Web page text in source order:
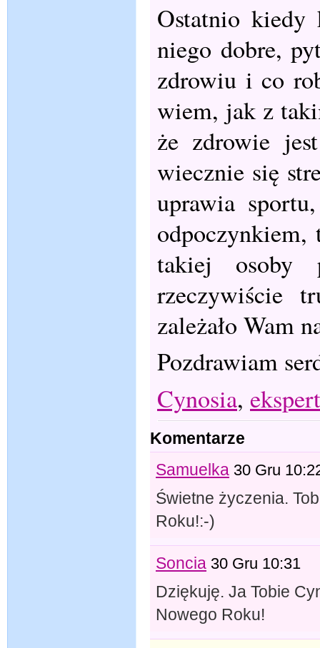
Ostatnio
niego dobre,
zdrowiu i co
wiem, jak z
że zdrowie
wiecznie się
uprawia
odpoczynkiem,
takiej osoby
rzeczywiście
zależało Wam
Pozdrawiam
Cynosia,
Komentarze
Samuelka 30 Gru
Świetne życzenia.
Roku!:-)
Soncia 30 Gru 10:31
Dziękuję. Ja Tobie
Nowego Roku!